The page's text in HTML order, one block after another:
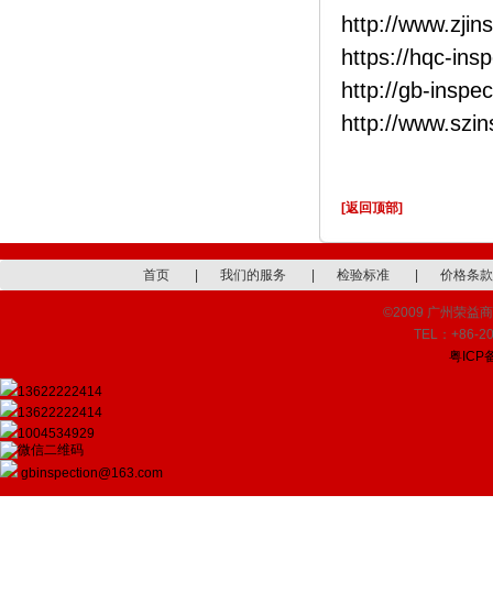
http://
https://hqc-
http://gb-
http://
[返回顶部]
首页 我们的服务 检验标准 价格条款
©2009 广州荣益
TEL：+86-
粤ICP
13622222414
13622222414
1004534929
gbinspection@163.com